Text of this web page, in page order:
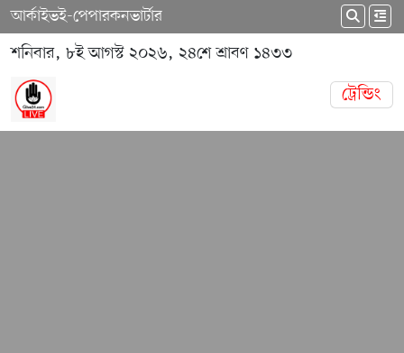
আর্কাইভই-পেপারকনভার্টার
শনিবার, ৮ই আগস্ট ২০২৬, ২৪শে শ্রাবণ ১৪৩৩
ট্রেন্ডিং